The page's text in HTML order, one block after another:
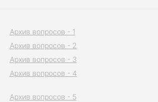
Архив вопросов - 1
Архив вопросов - 2
Архив вопросов - 3
Архив вопросов - 4
Архив вопросов - 5